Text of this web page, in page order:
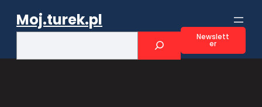
Moj.turek.pl
Newslett
er